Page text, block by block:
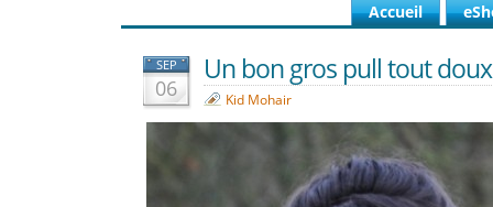
Accueil
SEP
06
Un bon gros pull tout
Kid Mohair